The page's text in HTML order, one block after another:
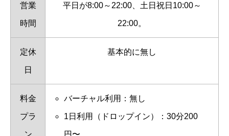
営業
時間
平日が8:00～22:00、土日祝日10:00～
22:00。
定休
日
基本的に無し
料金
プラ
ン
バーチャル利用：無し
1日利用（ドロップイン）：30分200
円〜